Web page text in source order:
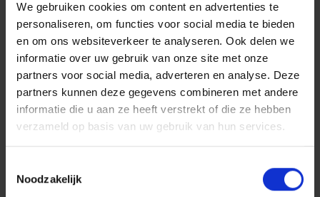
We gebruiken cookies om content en advertenties te
personaliseren, om functies voor social media te bieden
en om ons websiteverkeer te analyseren. Ook delen we
informatie over uw gebruik van onze site met onze
partners voor social media, adverteren en analyse. Deze
partners kunnen deze gegevens combineren met andere
informatie die u aan ze heeft verstrekt of die ze hebben
verzameld op basis van uw gebruik van hun services.
Noodzakelijk
Amsterdam
Draagvlak
Na een uitgebreid voortraject met de bewoners. zijn
uiteindelijk in anderhalf jaar tijd ramen, kozijnen,
Kattenburg vervangen. Een verduurzamingsslag